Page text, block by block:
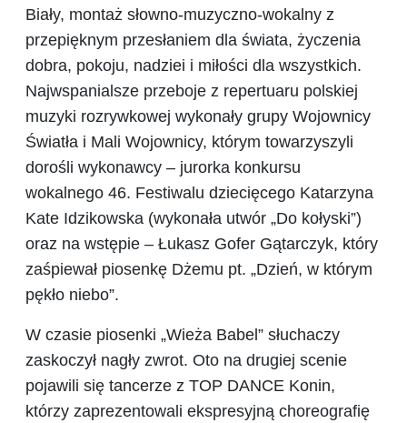
Biały, montaż słowno-muzyczno-wokalny z
przepięknym przesłaniem dla świata, życzenia
dobra, pokoju, nadziei i miłości dla wszystkich.
Najwspanialsze przeboje z repertuaru polskiej
muzyki rozrywkowej wykonały grupy Wojownicy
Światła i Mali Wojownicy, którym towarzyszyli
dorośli wykonawcy – jurorka konkursu
wokalnego 46. Festiwalu dziecięcego Katarzyna
Kate Idzikowska (wykonała utwór „Do kołyski”)
oraz na wstępie – Łukasz Gofer Gątarczyk, który
zaśpiewał piosenkę Dżemu pt. „Dzień, w którym
pękło niebo”.
W czasie piosenki „Wieża Babel” słuchaczy
zaskoczył nagły zwrot. Oto na drugiej scenie
pojawili się tancerze z TOP DANCE Konin,
którzy zaprezentowali ekspresyjną choreografię